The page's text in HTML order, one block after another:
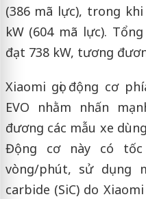
(386 mã lực), trong
kW (604 mã lực).
đạt 738 kW, tương
Xiaomi gọi động cơ
EVO nhằm nhấn
đương các mẫu xe
Động cơ này có
vòng/phút, sử dụng
carbide (SiC) do